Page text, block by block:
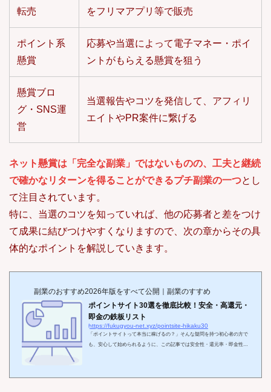
転売
をフリマアプリ等で販売
ポイント系
懸賞
応募や当選によって電子マネー・ポイ
ントがもらえる懸賞を狙う
懸賞ブロ
グ・SNS運
営
当選報告やコツを発信して、アフィリ
エイトやPR案件に繋げる
ネット懸賞は「完全な副業」ではないものの、工夫と継続
で確かなリターンを得ることができるプチ副業の一つとし
て注目されています。
特に、当選のコツを知っていれば、他の応募者と差をつけ
て成果に結びつけやすくなりますので、次の章からその具
体的なポイントを解説していきます。
副業のおすすめ2026年版をすべて公開｜副業のすすめ
ポイントサイト30選を徹底比較！安全・高還元・
即金の鉄板リスト
https://fukugyou-net.xyz/pointsite-hikaku30
「ポイントサイトって本当に稼げるの？」そんな疑問を持つ初心者の方で
も、安心して始められるように、この記事では安全性・還元率・即金性に